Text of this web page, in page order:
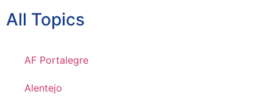
All Topics
AF Portalegre
Alentejo